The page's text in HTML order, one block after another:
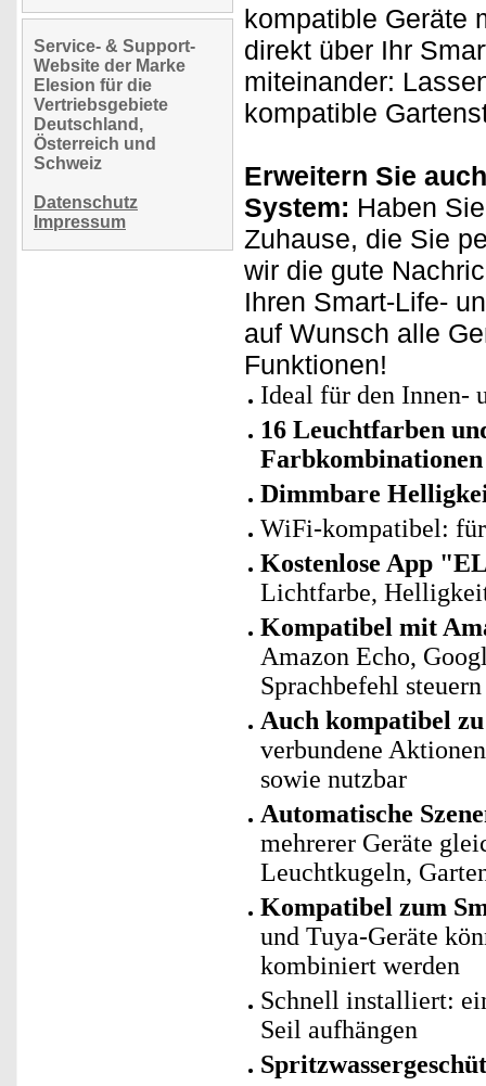
Service- & Support-
Website der Marke
Elesion für die
Vertriebsgebiete
Deutschland,
Österreich und
Schweiz
Datenschutz
Impressum
kompatible Geräte
direkt über Ihr
miteinander:
kompatible
Erweitern Sie
System: Haben
Zuhause, die Sie
wir die gute
Ihren Smart-Life-
auf Wunsch alle
Funktionen!
Ideal für den Innen-
16 Leuchtfarben
Dimmbare
WiFi-kompatibel:
Kostenlose App
Lichtfarbe,
Kompatibel mit
Amazon Echo,
Sprachbefehl steuern
Auch kompatibel
verbundene
sowie nutzbar
Automatische
mehrerer Geräte
Leuchtkugeln,
Kompatibel zum
und Tuya-Geräte
kombiniert werden
Schnell installiert:
Seil aufhängen